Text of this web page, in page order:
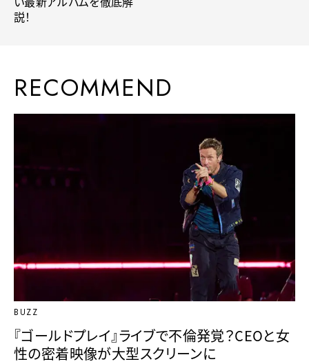
説！
RECOMMEND
BUZZ
『ゴールドプレイ』ライブで不倫発覚？CEOと女
性の密着映像が大型スクリーンに